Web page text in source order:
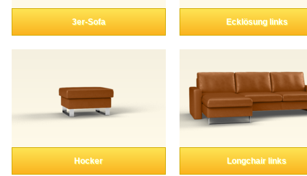
3er-Sofa Ecklösung links
Hocker Longchair links